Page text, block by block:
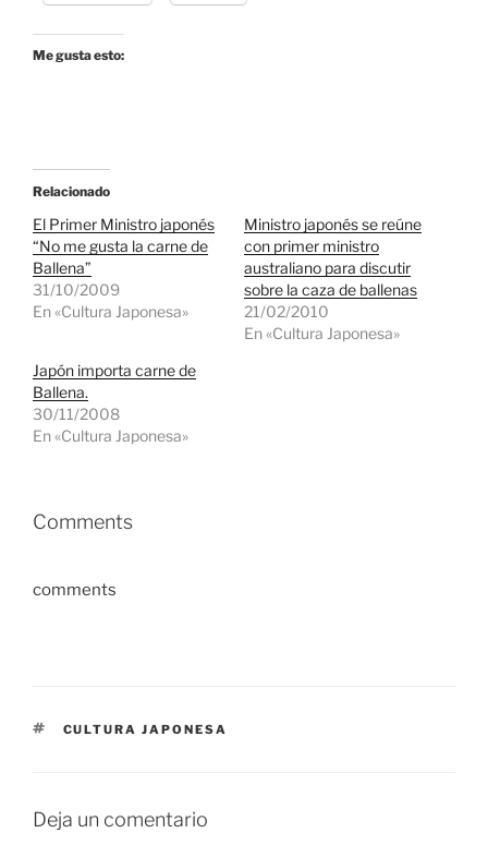
Me gusta esto:
Relacionado
El Primer Ministro japonés
“No me gusta la carne de
Ballena”
31/10/2009
En «Cultura Japonesa»
Ministro japonés se reúne
con primer ministro
australiano para discutir
sobre la caza de ballenas
21/02/2010
En «Cultura Japonesa»
Japón importa carne de
Ballena.
30/11/2008
En «Cultura Japonesa»
Comments
comments
ETIQUETAS
CULTURA JAPONESA
Deja un comentario